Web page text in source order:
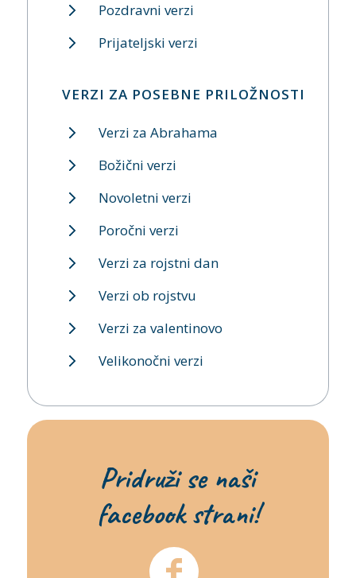
Pozdravni verzi
Prijateljski verzi
VERZI ZA POSEBNE PRILOŽNOSTI
Verzi za Abrahama
Božični verzi
Novoletni verzi
Poročni verzi
Verzi za rojstni dan
Verzi ob rojstvu
Verzi za valentinovo
Velikonočni verzi
Pridruži se naši
facebook strani!